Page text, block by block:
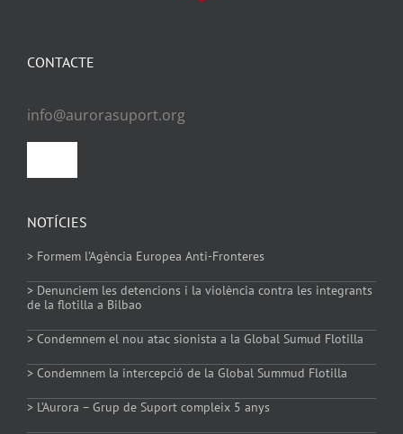
NOTÍCIES
> Formem l’Agència Europea Anti-Fronteres
> Denunciem les detencions i la violència contra les integrants
de la flotilla a Bilbao
> Condemnem el nou atac sionista a la Global Sumud Flotilla
> Condemnem la intercepció de la Global Summud Flotilla
> L’Aurora – Grup de Suport compleix 5 anys
CONTACTE
info@aurorasuport.org
Política de Cookies